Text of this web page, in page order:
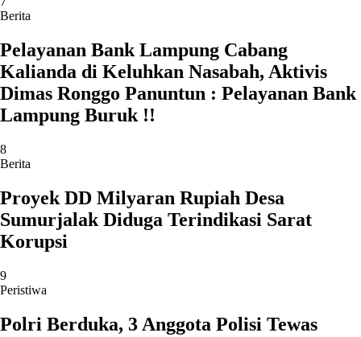
Berita
Pelayanan Bank Lampung Cabang
Kalianda di Keluhkan Nasabah, Aktivis
Dimas Ronggo Panuntun : Pelayanan Bank
Lampung Buruk !!
8
Berita
Proyek DD Milyaran Rupiah Desa
Sumurjalak Diduga Terindikasi Sarat
Korupsi
9
Peristiwa
Polri Berduka, 3 Anggota Polisi Tewas